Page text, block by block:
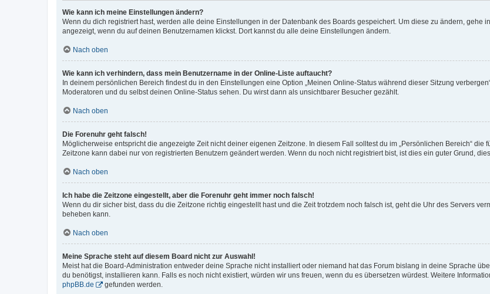
Wie kann ich meine Einstellungen ändern?
Wenn du dich registriert hast, werden alle deine Einstellungen in der Datenbank des Boards gespeichert. Um diese zu ändern, gehe
angezeigt, wenn du auf deinen Benutzernamen klickst. Dort kannst du alle deine Einstellungen ändern.
Nach oben
Wie kann ich verhindern, dass mein Benutzername in der Online-Liste auftaucht?
In deinem persönlichen Bereich findest du in den Einstellungen eine Option „Meinen Online-Status während dieser Sitzung
Moderatoren und du selbst deinen Online-Status sehen. Du wirst dann als unsichtbarer Besucher gezählt.
Nach oben
Die Forenuhr geht falsch!
Möglicherweise entspricht die angezeigte Zeit nicht deiner eigenen Zeitzone. In diesem Fall solltest du im „Persönlichen Bereich“
Zeitzone kann dabei nur von registrierten Benutzern geändert werden. Wenn du noch nicht registriert bist, ist dies ein guter Grund, dies
Nach oben
Ich habe die Zeitzone eingestellt, aber die Forenuhr geht immer noch falsch!
Wenn du dir sicher bist, dass du die Zeitzone richtig eingestellt hast und die Zeit trotzdem noch falsch ist, geht die Uhr des Servers
beheben kann.
Nach oben
Meine Sprache steht auf diesem Board nicht zur Auswahl!
Meist hat die Board-Administration entweder deine Sprache nicht installiert oder niemand hat das Forum bislang in deine Sprache
du benötigst, installieren kann. Falls es noch nicht existiert, würden wir uns freuen, wenn du es übersetzen würdest. Weitere
phpBB.de
gefunden werden.